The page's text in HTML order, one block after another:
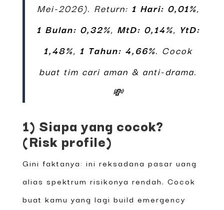
Mei-2026). Return: 1 Hari: 0,01%,
1 Bulan: 0,32%, MtD: 0,14%, YtD:
1,48%, 1 Tahun: 4,66%. Cocok
buat tim cari aman & anti-drama.
💸
1) Siapa yang cocok?
(Risk profile)
Gini faktanya: ini reksadana pasar uang
alias spektrum risikonya rendah. Cocok
buat kamu yang lagi build emergency